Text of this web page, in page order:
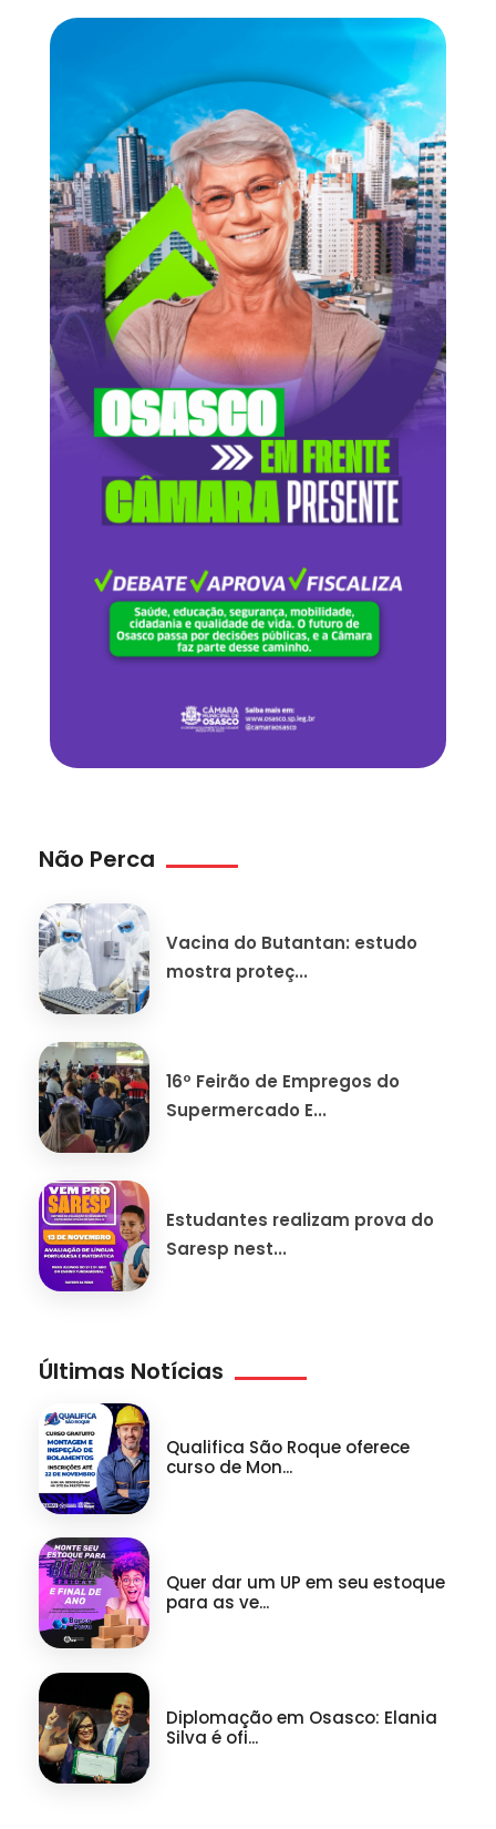
Não Perca
Vacina do Butantan: estudo
mostra proteç...
16º Feirão de Empregos do
Supermercado E...
Estudantes realizam prova do
Saresp nest...
Últimas Notícias
Qualifica São Roque oferece
curso de Mon...
Quer dar um UP em seu estoque
para as ve...
Diplomação em Osasco: Elania
Silva é ofi...